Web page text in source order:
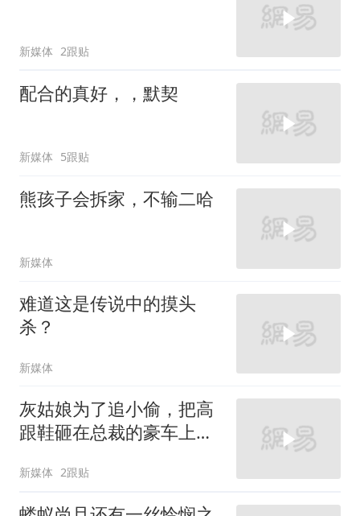
新媒体 2跟贴
配合的真好，，默契
新媒体 5跟贴
熊孩子会拆家，不输二哈
新媒体
难道这是传说中的摸头
杀？
新媒体
灰姑娘为了追小偷，把高
跟鞋砸在总裁的豪车上，
新媒体 2跟贴